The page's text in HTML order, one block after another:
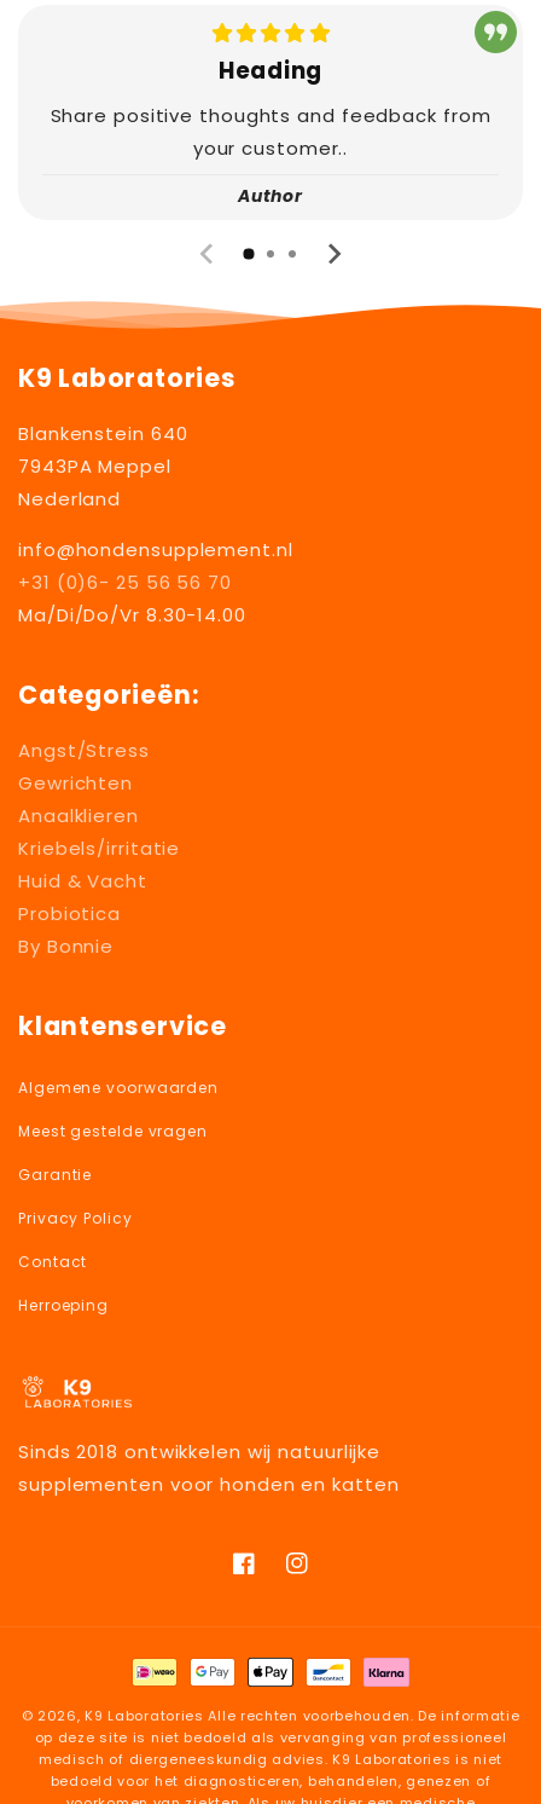
Heading
Share positive thoughts and feedback from
your customer..
Author
K9 Laboratories
Blankenstein 640
7943PA Meppel
Nederland
info@hondensupplement.nl
+31 (0)6- 25 56 56 70
Ma/Di/Do/Vr 8.30-14.00
Categorieën:
Angst/Stress
Gewrichten
Anaalklieren
Kriebels/irritatie
Huid & Vacht
Probiotica
By Bonnie
klantenservice
Algemene voorwaarden
Meest gestelde vragen
Garantie
Privacy Policy
Contact
Herroeping
Sinds 2018 ontwikkelen wij natuurlijke
supplementen voor honden en katten
FacebookInstagram
Betaalmethoden
© 2026, K9 Laboratories Alle rechten voorbehouden. De informatie
op deze site is niet bedoeld als vervanging van professioneel
medisch of diergeneeskundig advies. K9 Laboratories is niet
bedoeld voor het diagnosticeren, behandelen, genezen of